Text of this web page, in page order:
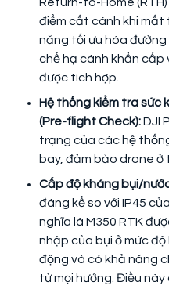
điểm cất cánh khi mất
năng tối ưu hóa
chế hạ cánh khẩn cấp
được tích hợp.
Hệ thống kiểm tra sức
(Pre-flight Check):DJI
trạng của các hệ
bay, đảm bảo drone
Cấp độ kháng bụi/
đáng kể so với IP45
nghĩa là M350 RTK
nhập của bụi ở mức
động và có khả năng
từ mọi hướng. Điều